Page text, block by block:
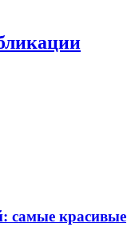
самые красивые